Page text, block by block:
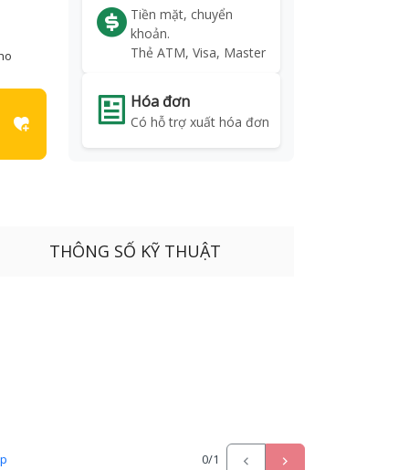
Tiền mặt, chuyển
khoản.
Thẻ ATM, Visa, Master
Hóa đơn
Có hỗ trợ xuất hóa đơn
THÔNG SỐ KỸ THUẬT
0/1